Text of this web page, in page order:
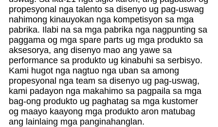
propesyonal nga talento sa disenyo ug pag-uswag
nahimong kinauyokan nga kompetisyon sa mga
pabrika. Ilabi na sa mga pabrika nga nagpunting sa
paggama og mga spare parts ug mga produkto sa
aksesorya, ang disenyo mao ang yawe sa
performance sa produkto ug kinabuhi sa serbisyo.
Kami hugot nga nagtuo nga uban sa among
propesyonal nga team sa disenyo ug pag-uswag,
kami padayon nga makahimo sa pagpaila sa mga
bag-ong produkto ug paghatag sa mga kustomer
og maayo kaayong mga produkto aron matubag
ang lainlaing mga panginahanglan.